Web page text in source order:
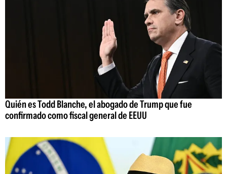
Quién es Todd Blanche, el abogado de Trump que fue
confirmado como fiscal general de EEUU